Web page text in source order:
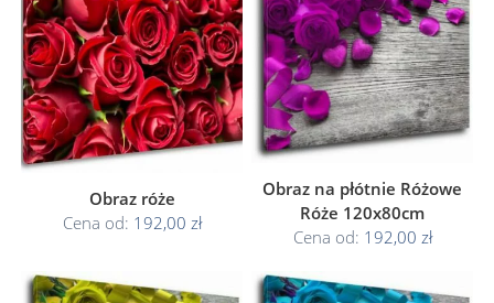
Obraz róże
Cena od: 192,00 zł
Obraz na płótnie Różowe
Róże 120x80cm
Cena od: 192,00 zł